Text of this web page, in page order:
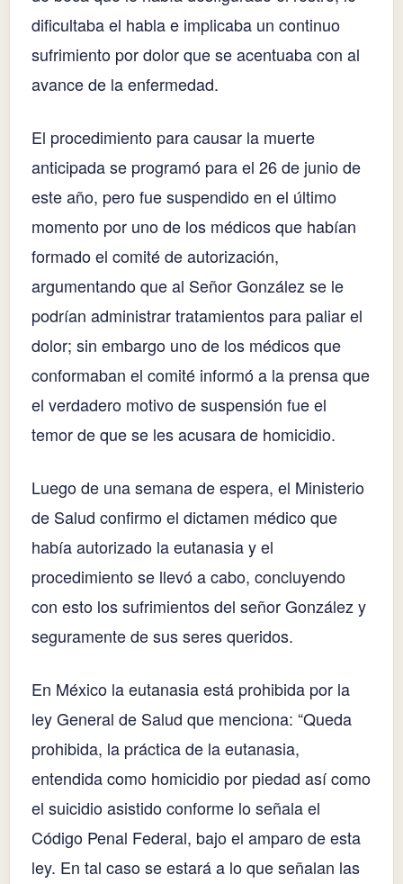
dificultaba el habla e implicaba un continuo
sufrimiento por dolor que se acentuaba con al
avance de la enfermedad.
El procedimiento para causar la muerte
anticipada se programó para el 26 de junio de
este año, pero fue suspendido en el último
momento por uno de los médicos que habían
formado el comité de autorización,
argumentando que al Señor González se le
podrían administrar tratamientos para paliar el
dolor; sin embargo uno de los médicos que
conformaban el comité informó a la prensa que
el verdadero motivo de suspensión fue el
temor de que se les acusara de homicidio.
Luego de una semana de espera, el Ministerio
de Salud confirmo el dictamen médico que
había autorizado la eutanasia y el
procedimiento se llevó a cabo, concluyendo
con esto los sufrimientos del señor González y
seguramente de sus seres queridos.
En México la eutanasia está prohibida por la
ley General de Salud que menciona: “Queda
prohibida, la práctica de la eutanasia,
entendida como homicidio por piedad así como
el suicidio asistido conforme lo señala el
Código Penal Federal, bajo el amparo de esta
ley. En tal caso se estará a lo que señalan las